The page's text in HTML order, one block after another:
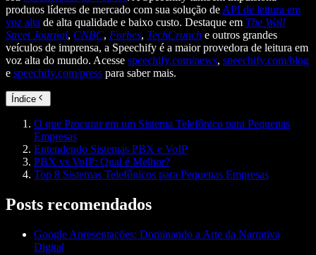
produtos líderes de mercado com sua solução de API de leitura em
voz alta de alta qualidade e baixo custo. Destaque em The Wall
Street Journal, CNBC, Forbes, TechCrunch e outros grandes
veículos de imprensa, a Speechify é a maior provedora de leitura em
voz alta do mundo. Acesse speechify.com/news, speechify.com/blog
e speechify.com/press para saber mais.
Índice
O que Procurar em um Sistema Telefônico para Pequenas
Empresas
Entendendo Sistemas PBX e VoIP
PBX vs VoIP: Qual é Melhor?
Top 8 Sistemas Telefônicos para Pequenas Empresas
Posts recomendados
Google Apresentações: Dominando a Arte da Narrativa
Digital